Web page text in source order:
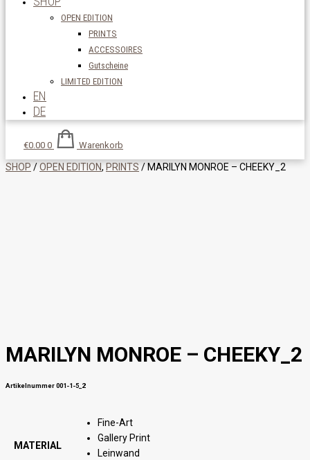
OPEN EDITION
PRINTS
ACCESSOIRES
Gutscheine
LIMITED EDITION
EN
DE
€0.00 0 Warenkorb
SHOP /OPEN EDITION, PRINTS / MARILYN MONROE – CHEEKY_2
MARILYN MONROE – CHEEKY_2
Artikelnummer 001-1-5_2
MATERIAL
Fine-Art
Gallery Print
Leinwand